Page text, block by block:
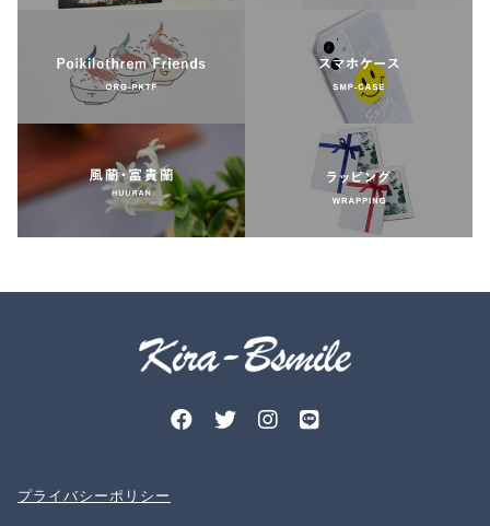
プライバシーポリシー